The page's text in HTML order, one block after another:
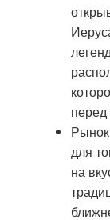
перед
для
на